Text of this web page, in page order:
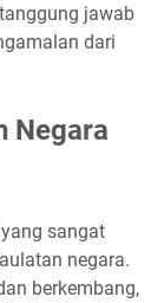
jawab
dari
Negara
sangat
negara.
berkembang,